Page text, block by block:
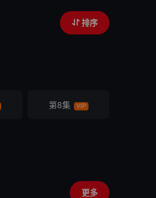
排序
第8集 VIP
更多